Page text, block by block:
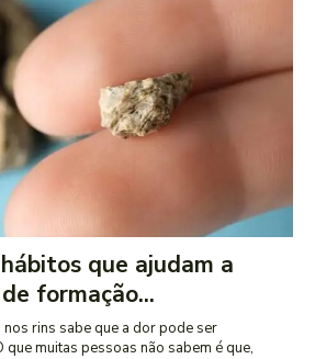
que ajudam a
formação...
nos rins sabe que a dor pode ser
que muitas pessoas não sabem é que,